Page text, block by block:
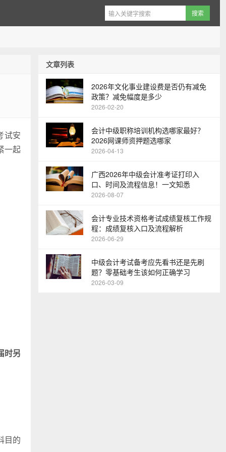
试安
一起
时另
目的
文章列表
2026年文化事业建设费是否仍有减免
政策？减免幅度是多少
2026-02-20
会计中级职称培训机构选哪家最好？
2026网课师资押题选哪家
2026-04-13
广西2026年中级会计准考证打印入
口、时间及流程信息！一文知悉
2026-08-07
会计专业技术资格考试成绩复核工作规
程：成绩复核入口及流程解析
2026-06-29
中级会计考试备考应先看书还是先刷
题？零基础考生该如何正确学习
2026-03-09